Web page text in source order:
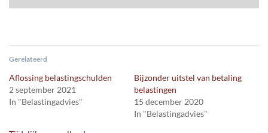
Gerelateerd
Aflossing belastingschulden
2 september 2021
In "Belastingadvies"
Bijzonder uitstel van betaling
belastingen
15 december 2020
In "Belastingadvies"